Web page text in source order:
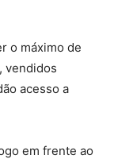
o máximo de
vendidos
acesso a
em frente ao